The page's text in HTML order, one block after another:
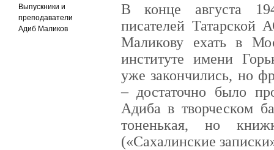
Выпускники и
преподаватели
Адиб Маликов
В конце августа
писателей
Маликову ехать в
институте имени
уже закончились, но
– достаточно было
Адиба в творческом
тоненькая, но
(«Сахалинские